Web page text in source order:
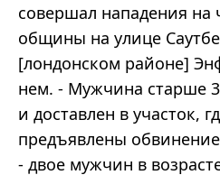
совершал нападения на
общины на улице
[лондонском районе]
нем. - Мужчина старше
и доставлен в участок,
предъявлены
- двое мужчин в